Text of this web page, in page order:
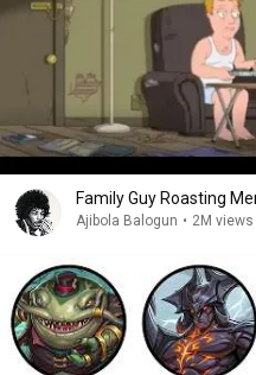
Family Guy Roasting
Ajibola Balogun • 2M views